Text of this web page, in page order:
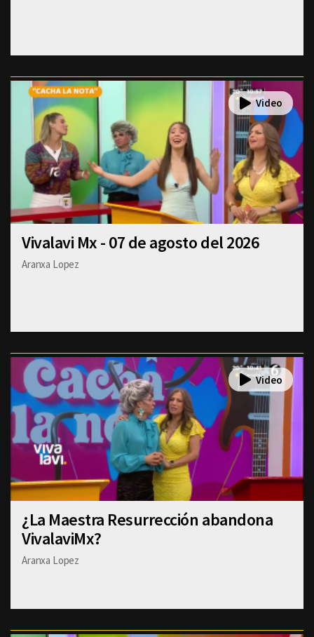
Vivalavi Mx - 07 de agosto del 2026
Aranxa Lopez
¿La Maestra Resurrección abandona
VivalaviMx?
Aranxa Lopez